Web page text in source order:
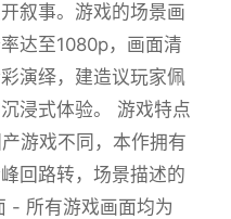
叙事。游戏的场景画
达至1080p，画面清
演绎，建造议玩家佩
浸式体验。 游戏特点
游戏不同，本作拥有
回路转，场景描述的
- 所有游戏画面均为